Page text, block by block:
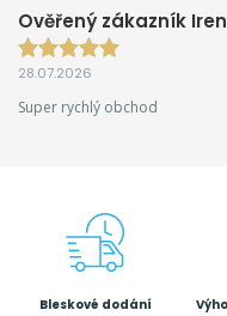
Ověřený zákazník
28.07.2026
Super rychlý obchod
Bleskové dodání